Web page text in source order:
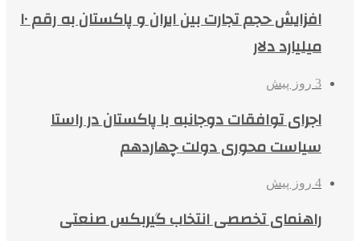
افزایش حجم تجارت بین ایران و پاکستان به رقم ۱۰
میلیارد دلار
3 روز پیش
اجرای توافقات دوجانبه با پاکستان در راستا
سیاست محوری دولت چهاردهم
4 روز پیش
راهنمای تخصصی انتخاب گیربکس صنعتی